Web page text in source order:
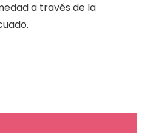
a través de la